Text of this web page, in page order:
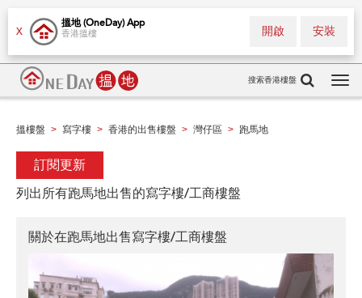
X
搵地 (OneDay) App
香港搵樓 安裝
開啟
搜索香港樓盤
搵樓盤 > 寫字樓 > 香港的出售樓盤 > 灣仔區 > 跑馬地
訂閱更新
列出所有跑馬地出售的寫字樓/工商樓盤
關於在跑馬地出售寫字樓/工商樓盤